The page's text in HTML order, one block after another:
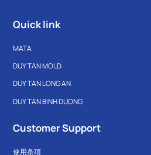
Quick link
MATA
DUY TAN MOLD
DUY TAN LONG AN
DUY TAN BINH DUONG
Customer Support
使用条項